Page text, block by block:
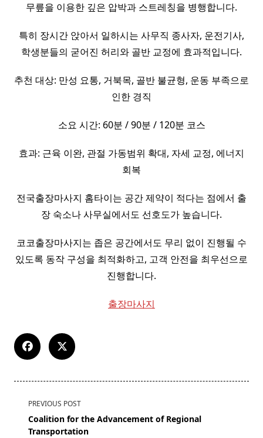
무릎을 이용한 깊은 압박과 스트레칭을 병행합니다.
특히 장시간 앉아서 일하시는 사무직 종사자, 운전기사,
학생분들의 굳어진 허리와 골반 교정에 효과적입니다.
추천 대상: 만성 요통, 거북목, 골반 불균형, 운동 부족으로
인한 경직
소요 시간: 60분 / 90분 / 120분 코스
효과: 근육 이완, 관절 가동범위 확대, 자세 교정, 에너지
회복
전국출장마사지 홈타이는 공간 제약이 적다는 점에서 출
장 숙소나 사무실에서도 선호도가 높습니다.
코코출장마사지는 좁은 공간에서도 무리 없이 진행될 수
있도록 동작 구성을 최적화하고, 고객 안전을 최우선으로
진행합니다.
출장마사지
<span
class="nav-
subtitle
PREVIOUS POST
Coalition for the Advancement of Regional
Transportation